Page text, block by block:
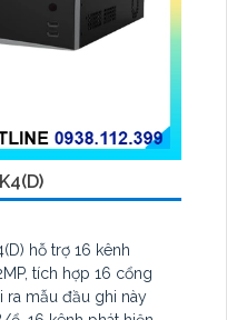
hỗ trợ 16 kênh
tích hợp 16 cổng